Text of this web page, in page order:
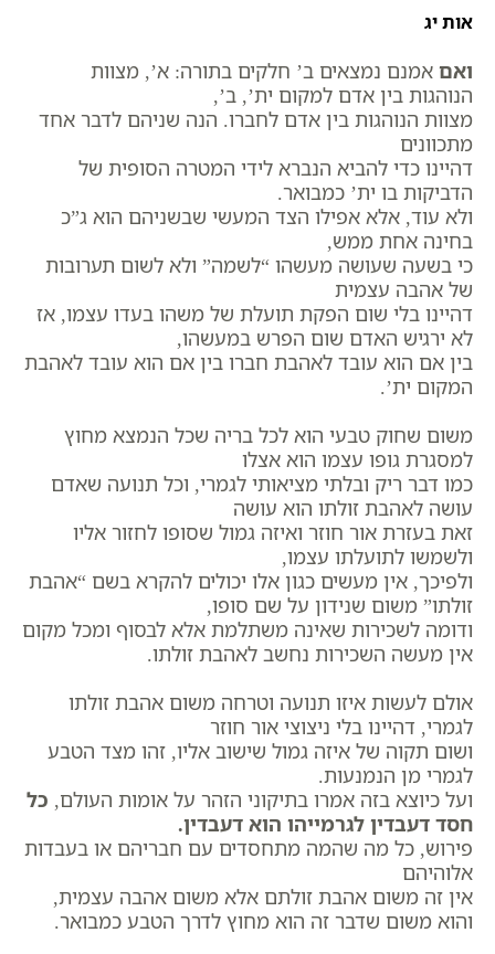
אות יג
ואם אמנם נמצאים ב’ חלקים בתורה: א’, מצוות
הנוהגות בין אדם למקום ית’, ב’,
מצוות הנוהגות בין אדם לחברו. הנה שניהם לדבר אחד
מתכוונים
דהיינו כדי להביא הנברא לידי המטרה הסופית של
הדביקות בו ית’ כמבואר.
ולא עוד, אלא אפילו הצד המעשי שבשניהם הוא ג”כ
בחינה אחת ממש,
כי בשעה שעושה מעשהו “לשמה” ולא לשום תערובות
של אהבה עצמית
דהיינו בלי שום הפקת תועלת של משהו בעדו עצמו, אז
לא ירגיש האדם שום הפרש במעשהו,
בין אם הוא עובד לאהבת חברו בין אם הוא עובד לאהבת
המקום ית’.
משום שחוק טבעי הוא לכל בריה שכל הנמצא מחוץ
למסגרת גופו עצמו הוא אצלו
כמו דבר ריק ובלתי מציאותי לגמרי, וכל תנועה שאדם
עושה לאהבת זולתו הוא עושה
זאת בעזרת אור חוזר ואיזה גמול שסופו לחזור אליו
ולשמשו לתועלתו עצמו,
ולפיכך, אין מעשים כגון אלו יכולים להקרא בשם “אהבת
זולתו” משום שנידון על שם סופו,
ודומה לשכירות שאינה משתלמת אלא לבסוף ומכל מקום
אין מעשה השכירות נחשב לאהבת זולתו.
אולם לעשות איזו תנועה וטרחה משום אהבת זולתו
לגמרי, דהיינו בלי ניצוצי אור חוזר
ושום תקוה של איזה גמול שישוב אליו, זהו מצד הטבע
לגמרי מן הנמנעות.
ועל כיוצא בזה אמרו בתיקוני הזהר על אומות העולם, כל
חסד דעבדין לגרמייהו הוא דעבדין.
פירוש, כל מה שהמה מתחסדים עם חבריהם או בעבדות
אלוהיהם
אין זה משום אהבת זולתם אלא משום אהבה עצמית,
והוא משום שדבר זה הוא מחוץ לדרך הטבע כמבואר.